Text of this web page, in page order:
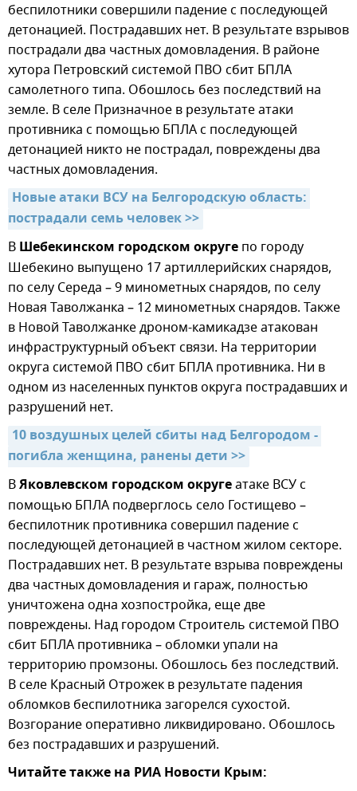
беспилотники совершили падение с последующей
детонацией. Пострадавших нет. В результате взрывов
пострадали два частных домовладения. В районе
хутора Петровский системой ПВО сбит БПЛА
самолетного типа. Обошлось без последствий на
земле. В селе Призначное в результате атаки
противника с помощью БПЛА с последующей
детонацией никто не пострадал, повреждены два
частных домовладения.
Новые атаки ВСУ на Белгородскую область:
пострадали семь человек >>
В Шебекинском городском округе по городу
Шебекино выпущено 17 артиллерийских снарядов,
по селу Середа – 9 минометных снарядов, по селу
Новая Таволжанка – 12 минометных снарядов. Также
в Новой Таволжанке дроном-камикадзе атакован
инфраструктурный объект связи. На территории
округа системой ПВО сбит БПЛА противника. Ни в
одном из населенных пунктов округа пострадавших и
разрушений нет.
10 воздушных целей сбиты над Белгородом -
погибла женщина, ранены дети >>
ВЯковлевском городском округеатаке ВСУ с
помощью БПЛА подверглось село Гостищево –
беспилотник противника совершил падение с
последующей детонацией в частном жилом секторе.
Пострадавших нет. В результате взрыва повреждены
два частных домовладения и гараж, полностью
уничтожена одна хозпостройка, еще две
повреждены. Над городом Строитель системой ПВО
сбит БПЛА противника – обломки упали на
территорию промзоны. Обошлось без последствий.
В селе Красный Отрожек в результате падения
обломков беспилотника загорелся сухостой.
Возгорание оперативно ликвидировано. Обошлось
без пострадавших и разрушений.
Читайте также на РИА Новости Крым: